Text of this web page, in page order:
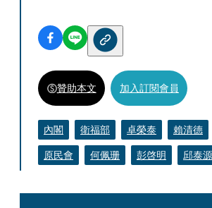
贊助本文 加入訂閱會員
內閣 衛福部 卓榮泰 賴清德
原民會
何佩珊 彭啓明 邱泰源